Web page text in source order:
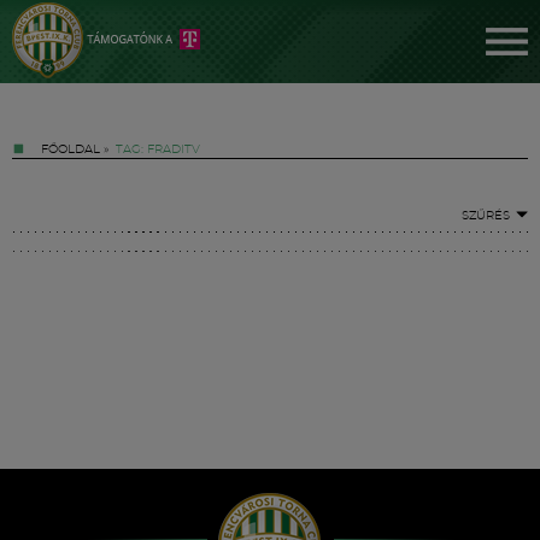
FŐOLDAL » TAG: FRADITV
SZŰRÉS
Hírek